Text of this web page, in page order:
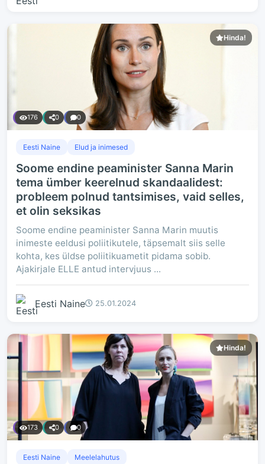
Hinda!
176 0 0
Eesti Naine Elud ja inimesed
Soome endine peaminister Sanna Marin
tema ümber keerelnud skandaalidest:
probleem polnud tantsimises, vaid selles,
et olin seksikas
Soome endine peaminister Sanna Marin muutis
inimeste eeldusi poliitikutele, täpsemalt siis selle
kohta, kes üldse poliitikuametit pidama sobib.
Ajakirjale ELLE antud intervjuus ...
Eesti Naine 25.01.2024
Hinda!
173 0 0
Eesti Naine Meelelahutus